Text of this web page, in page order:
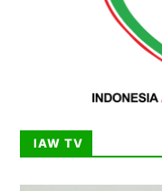
IAW TV